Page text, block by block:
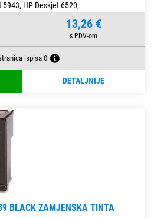
5943, HP Deskjet 6520,
13,26 €
ispisa 0
DETALJNIJE
BLACK ZAMJENSKA TINTA